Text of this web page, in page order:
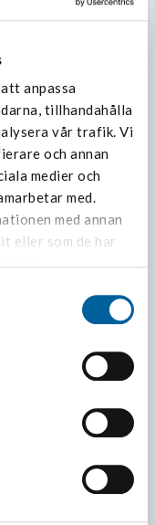
anpassa
tillhandahålla
vår trafik. Vi
och annan
medier och
med.
med annan
eller som de har